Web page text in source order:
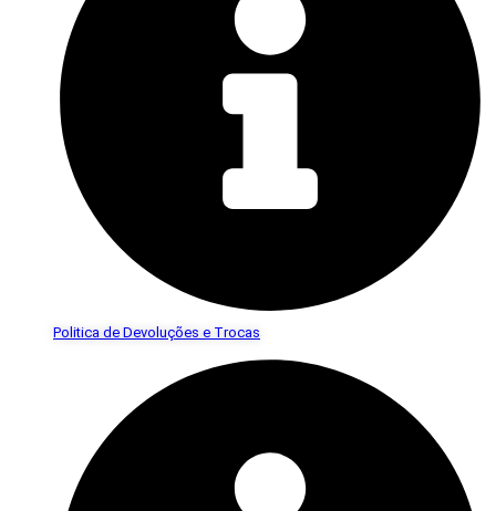
Politica de Devoluções e Trocas